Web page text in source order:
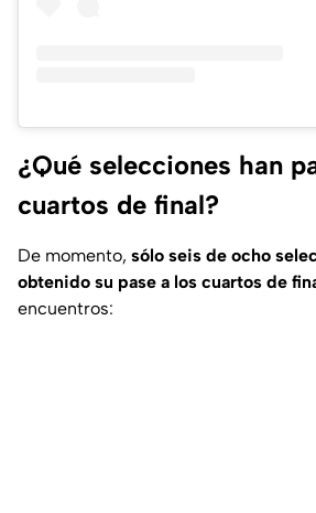
¿Qué selecciones han
cuartos de final?
De momento, sólo seis de ocho
obtenido su pase a los cuartos de
encuentros: